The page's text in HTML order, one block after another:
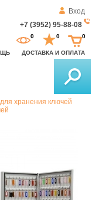
Вход
+7 (3952) 95-88-08
ДОСТАВКА И ОПЛАТА
0 0 0
хранения ключей